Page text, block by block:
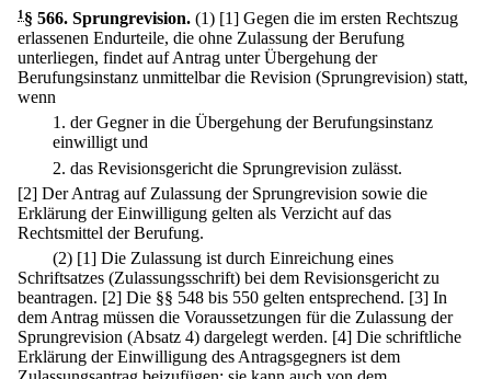
1 § 566. Sprungrevision. (1) [1] Gegen die im ersten Rechtszug
erlassenen Endurteile, die ohne Zulassung der Berufung
unterliegen, findet auf Antrag unter Übergehung der
Berufungsinstanz unmittelbar die Revision (Sprungrevision) statt,
wenn
1. der Gegner in die Übergehung der Berufungsinstanz
einwilligt und
2. das Revisionsgericht die Sprungrevision zulässt.
[2] Der Antrag auf Zulassung der Sprungrevision sowie die
Erklärung der Einwilligung gelten als Verzicht auf das
Rechtsmittel der Berufung.
(2) [1] Die Zulassung ist durch Einreichung eines
Schriftsatzes (Zulassungsschrift) bei dem Revisionsgericht zu
beantragen. [2] Die §§ 548 bis 550 gelten entsprechend. [3] In
dem Antrag müssen die Voraussetzungen für die Zulassung der
Sprungrevision (Absatz 4) dargelegt werden. [4] Die schriftliche
Erklärung der Einwilligung des Antragsgegners ist dem